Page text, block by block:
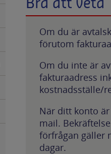
Bra att veta
Om du är
förutom
Om du inte är
fakturaadress
kostnadsställe/
När ditt konto
mail.
förfrågan gäller
dagar.